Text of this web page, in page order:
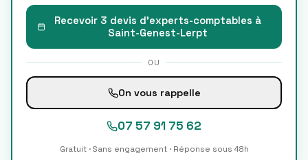
Recevoir 3 devis d'experts-comptables à
Saint-Genest-Lerpt
OU
On vous rappelle
07 57 91 75 62
Gratuit · Sans engagement · Réponse sous 48h